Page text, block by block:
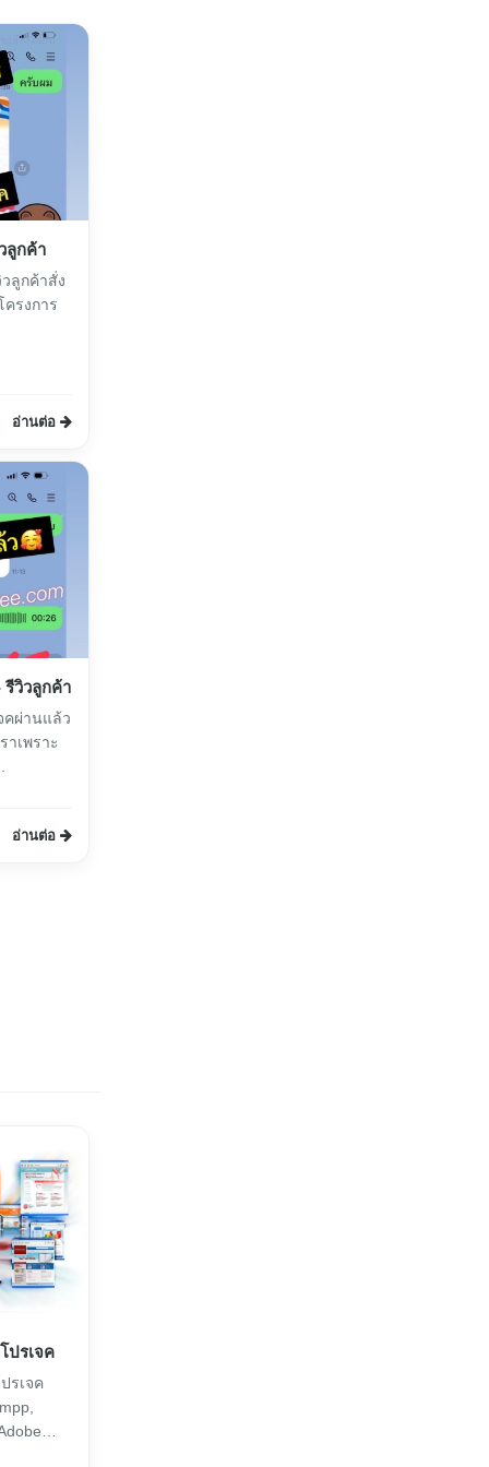
ลูกค้า
ลูกค้าสั่ง
รงการ
อ่านต่อ
วิวลูกค้า
คผ่านแล้ว
าเพราะ
อ่านต่อ
ปรเจค
รเจค